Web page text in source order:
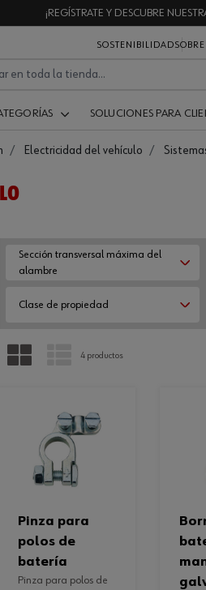
¡REGÍSTRATE Y DESCUBRE
SOSTENIBILIDAD
SOLUCIONES PARA
Electricidad del vehículo
Sección transversal máxima del
alambre
Clase de propiedad
PARRILLA LISTA
4 productos
pinza para
polos de
batería
pinza para polos de
borne de